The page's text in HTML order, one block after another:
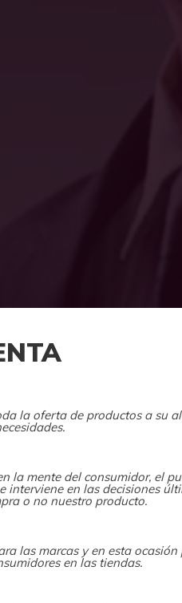
la oferta de productos a su
la mente del consumidor, el
en las decisiones
o no nuestro producto.
las marcas y en esta ocasión
en las tiendas.